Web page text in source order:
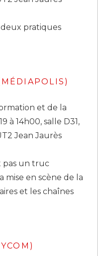
deux pratiques
et de la
à 14h00, salle D31,
Jean Jaurès
pas un truc
mise en scène de la
et les chaînes